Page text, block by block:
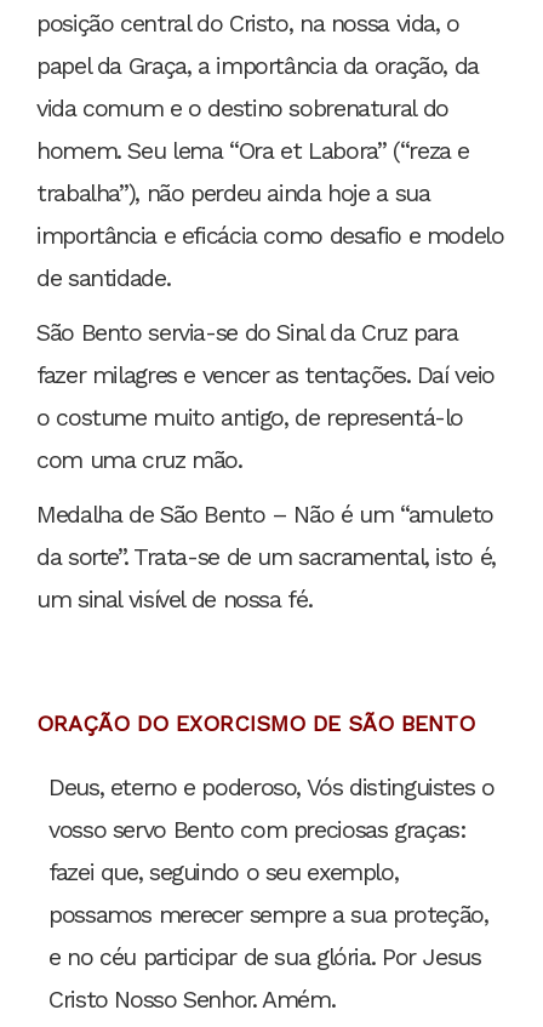
posição central do Cristo, na nossa vida, o
papel da Graça, a importância da oração, da
vida comum e o destino sobrenatural do
homem. Seu lema “Ora et Labora” (“reza e
trabalha”), não perdeu ainda hoje a sua
importância e eficácia como desafio e modelo
de santidade.
São Bento servia-se do Sinal da Cruz para
fazer milagres e vencer as tentações. Daí veio
o costume muito antigo, de representá-lo
com uma cruz mão.
Medalha de São Bento – Não é um “amuleto
da sorte”. Trata-se de um sacramental, isto é,
um sinal visível de nossa fé.
ORAÇÃO DO EXORCISMO DE SÃO BENTO
Deus, eterno e poderoso, Vós distinguistes o
vosso servo Bento com preciosas graças:
fazei que, seguindo o seu exemplo,
possamos merecer sempre a sua proteção,
e no céu participar de sua glória. Por Jesus
Cristo Nosso Senhor. Amém.